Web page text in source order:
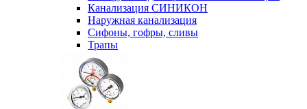
Канализация СИНИКОН
Наружная канализация
Сифоны, гофры, сливы
Трапы